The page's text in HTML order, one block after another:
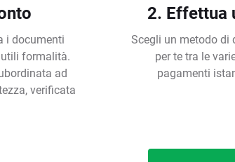
i documenti
formalità.
ad
verificata
2. Effettua
Scegli un metodo di
per te tra le
pagamenti